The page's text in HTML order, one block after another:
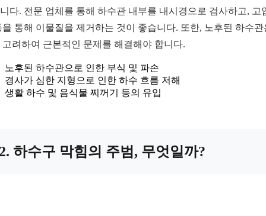
다. 전문 업체를 통해 하수관 내부를 내시경으로 검사하고, 고
을 통해 이물질을 제거하는 것이 좋습니다. 또한, 노후된 하수관
고려하여 근본적인 문제를 해결해야 합니다.
노후된 하수관으로 인한 부식 및 파손
경사가 심한 지형으로 인한 하수 흐름 저해
생활 하수 및 음식물 찌꺼기 등의 유입
하수구 막힘의 주범, 무엇일까?